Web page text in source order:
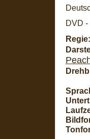
DVD -
Regie: